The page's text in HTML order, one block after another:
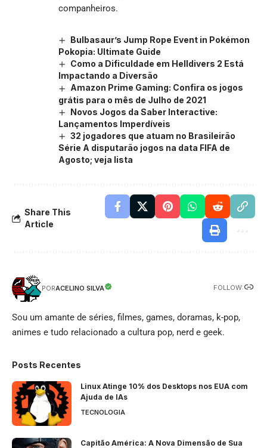
companheiros.
Bulbasaur’s Jump Rope Event in Pokémon
Pokopia: Ultimate Guide
Como a Dificuldade em Helldivers 2 Está
Impactando a Diversão
Amazon Prime Gaming: Confira os jogos
grátis para o mês de Julho de 2021
Novos Jogos da Saber Interactive:
Lançamentos Imperdíveis
32 jogadores que atuam no Brasileirão
Série A disputarão jogos na data FIFA de
Agosto; veja lista
Share This
Article
PORACELINO SILVA FOLLOW:
Sou um amante de séries, filmes, games, doramas, k-pop,
animes e tudo relacionado a cultura pop, nerd e geek.
Posts Recentes
Linux Atinge 10% dos Desktops nos EUA com
Ajuda de IAs
TECNOLOGIA
Capitão América: A Nova Dimensão de Sua